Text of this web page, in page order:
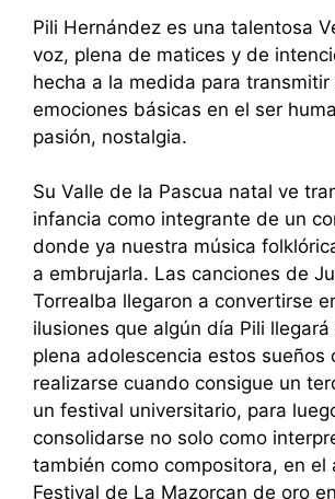
Pili Hernández es una talentosa
voz, plena de matices y de
hecha a la medida para
emociones básicas en el ser
pasión, nostalgia.
Su Valle de la Pascua natal ve
infancia como integrante de un
donde ya nuestra música
a embrujarla. Las canciones de
Torrealba llegaron a convertirse
ilusiones que algún día Pili llegará
plena adolescencia estos sueños
realizarse cuando consigue un
un festival universitario, para
consolidarse no solo como
también como compositora, en el
Festival de La Mazorcan de oro en